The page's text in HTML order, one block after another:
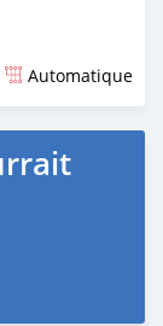
Automatique